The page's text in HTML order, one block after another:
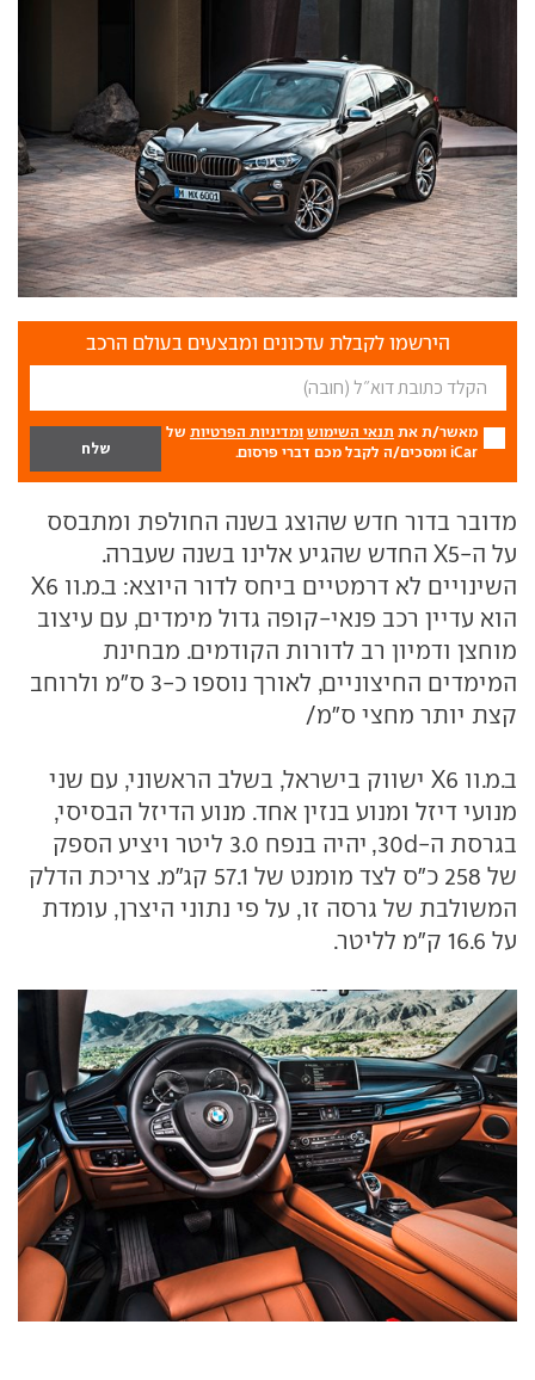
הירשמו לקבלת עדכונים ומבצעים בעולם הרכב
מאשר/ת את תנאי השימוש ומדיניות הפרטיות של
iCar ומסכים/ה לקבל מכם דברי פרסום.
מדובר בדור חדש שהוצג בשנה החולפת ומתבסס
על ה-X5 החדש שהגיע אלינו בשנה שעברה.
השינויים לא דרמטיים ביחס לדור היוצא: ב.מ.וו X6
הוא עדיין רכב פנאי-קופה גדול מימדים, עם עיצוב
מוחצן ודמיון רב לדורות הקודמים. מבחינת
המימדים החיצוניים, לאורך נוספו כ-3 ס"מ ולרוחב
קצת יותר מחצי ס"מ/
ב.מ.וו X6 ישווק בישראל, בשלב הראשוני, עם שני
מנועי דיזל ומנוע בנזין אחד. מנוע הדיזל הבסיסי,
בגרסת ה-30d, יהיה בנפח 3.0 ליטר ויציע הספק
של 258 כ"ס לצד מומנט של 57.1 קג"מ. צריכת הדלק
המשולבת של גרסה זו, על פי נתוני היצרן, עומדת
על 16.6 ק"מ לליטר.